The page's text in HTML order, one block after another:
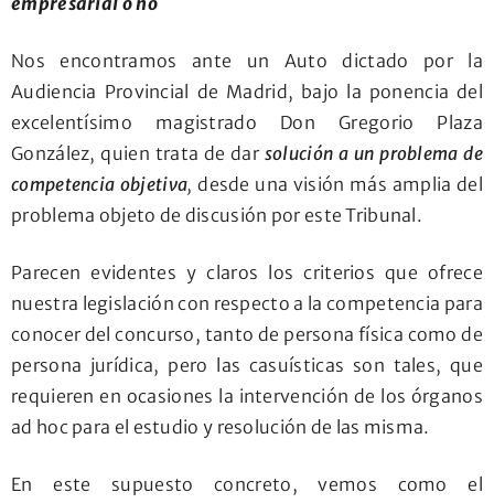
Nos encontramos ante un Auto dictado por la
Audiencia Provincial de Madrid, bajo la ponencia del
excelentísimo magistrado Don Gregorio Plaza
González, quien trata de dar solución a un problema de
competencia objetiva, desde una visión más amplia del
problema objeto de discusión por este Tribunal.
Parecen evidentes y claros los criterios que ofrece
nuestra legislación con respecto a la competencia para
conocer del concurso, tanto de persona física como de
persona jurídica, pero las casuísticas son tales, que
requieren en ocasiones la intervención de los órganos
ad hoc para el estudio y resolución de las misma.
En este supuesto concreto, vemos como el